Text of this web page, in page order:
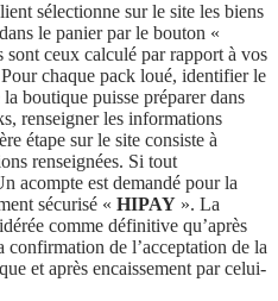
sélectionne sur le site les biens
le panier par le bouton «
ceux calculé par rapport à vos
chaque pack loué, identifier le
boutique puisse préparer dans
renseigner les informations
étape sur le site consiste à
renseignées. Si tout
acompte est demandé pour la
sécurisé « HIPAY». La
comme définitive qu’après
de l’acceptation de la
et après encaissement par celui-